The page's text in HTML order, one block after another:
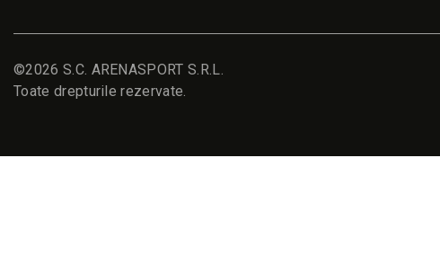
©2026 S.C. ARENASPORT S.R.L.
Toate drepturile rezervate.